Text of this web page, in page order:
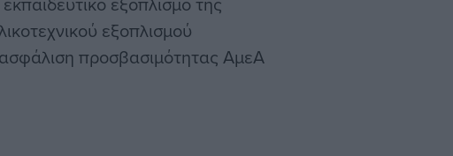
εξοπλισμού
προσβασιμότητας ΑμεΑ